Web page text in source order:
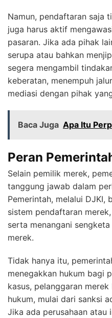
Namun, pendaftaran saja
juga harus aktif
pasaran. Jika ada pihak
serupa atau bahkan
segera mengambil
keberatan, menempuh
mediasi dengan pihak
Baca Juga Apa Itu
Peran
Selain pemilik merek,
tanggung jawab dalam
Pemerintah, melalui DJKI,
sistem pendaftaran
serta menangani
merek.
Tidak hanya itu,
menegakkan hukum bagi
kasus, pelanggaran
hukum, mulai dari sanksi
Jika ada perusahaan